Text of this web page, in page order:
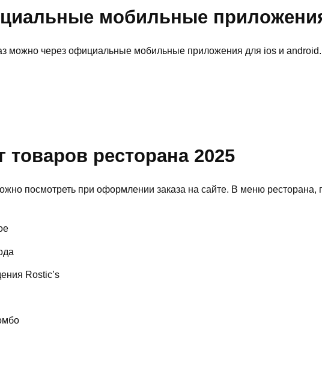
мобильные
можно через официальные мобильные приложения для ios и android.
товаров ресторана 2025
посмотреть при оформлении заказа на сайте. В меню ресторана,
Rostic’s